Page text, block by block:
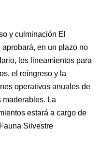
y culminación El
en un plazo no
los lineamientos para
el reingreso y la
operativos anuales de
maderables. La
estará a cargo de
Silvestre